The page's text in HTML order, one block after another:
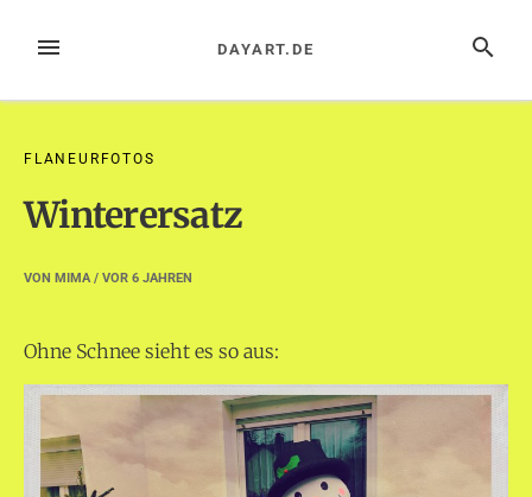
InhaltMENÜ SUCHE
DAYART.DE
FLANEURFOTOS
Winterersatz
VON MIMA/ VOR 6 JAHREN
Ohne Schnee sieht es so aus: